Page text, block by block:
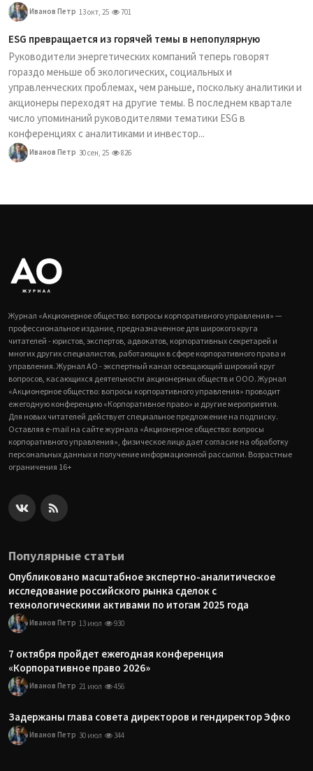
Иванов Петр 13 окт, 25 701
ESG превращается из горячей темы в непопулярную
Руководители энергетических компаний теперь говорят
гораздо меньше об экологических, социальных и
управленческих проблемах, чем раньше, поскольку аналитики и
акционеры переходят на другие темы. В последнем квартале
число упоминаний руководителями тематики ESG в
конференциях с аналитиками и инвестор...
Иванов Петр 30 сен, 25 826
Журнал «Акционерное общество: вопросы корпоративного управления» —
профессиональное издание, предназначенное для широкого круга
читателей - юристов, экспертов, адвокатов, корпоративных секретарей и
многих других специалистов, работающих в сфере корпоративного права и
управления. Журнал АО - экспертный канал освещающий широкий круг
вопросов, касающихся деятельности акционерных обществ и ООО. Журнал
«Акционерное общество: вопросы корпоративного управления» проводит
ежегодную конференцию «Корпоративное право» и другие мероприятия.
Для новых читателей действует специальное предложение на подписку.
Оставляя e-mail на сайте журнала «Акционерное общество: вопросы
корпоративного управления», физическое лицо дает согласие на обработку
персональных данных и получение информационной рассылки. Возрастные
ограничения 16+
Популярные статьи
Опубликовано масштабное экспертно-аналитическое
исследование российского рынка сделок с
технологическими активами по итогам 2025 года
Иванов Петр 13 июл 930
7 октября пройдет ежегодная конференция
«Корпоративное право 2026»
Иванов Петр 21 июл 456
Задержаны глава совета директоров и гендиректор Эфко
Иванов Петр 30 июл 344